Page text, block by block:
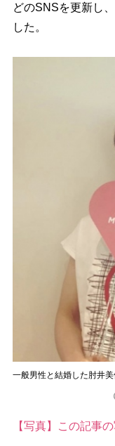
どのSNSを更新し
した。
一般男性と結婚した肘井美
【写真】この記事